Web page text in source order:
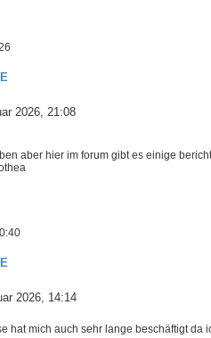
2026, 21:08
aber hier im forum gibt es einige
2026, 14:14
hat mich auch sehr lange beschäftigt